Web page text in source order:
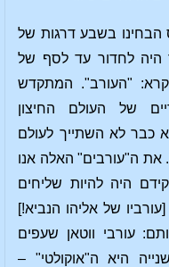
הבחינו בשבע דרגות של
היה לחדור עד לסף של
"העורב". המתקדש
של העולם החיצון
כבר לא השתייך לעולם
את ה"עורבים" האלה אנו
היה להיות שליחים
של אליהו הנביא!]
עורבי ווטאן שעפים
היא ה"אוקולטי" –